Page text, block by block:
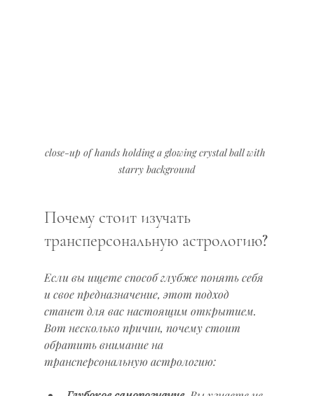
close-up of hands holding a glowing crystal ball with
starry background
Почему стоит изучать
трансперсональную астрологию?
Если вы ищете способ глубже понять себя
и свое предназначение, этот подход
станет для вас настоящим открытием.
Вот несколько причин, почему стоит
обратить внимание на
трансперсональную астрологию: